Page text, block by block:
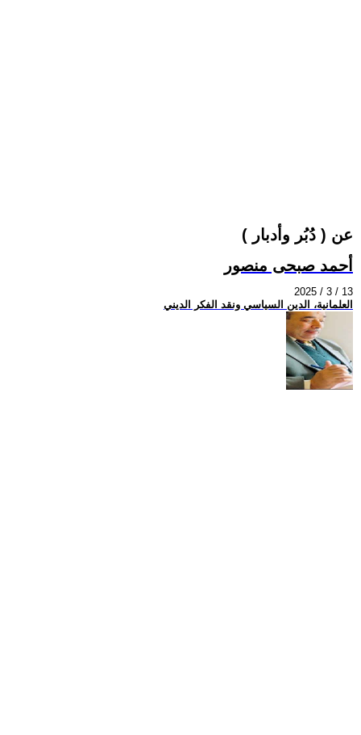
عن ( دُبُر وأدبار )
أحمد صبحى منصور
2025 / 3 / 13
العلمانية، الدين السياسي ونقد الفكر الديني